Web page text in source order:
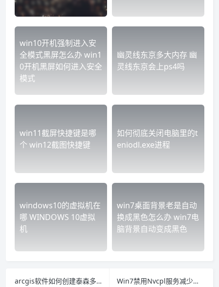
win10开机强制进入安
全模式黑屏怎么办 win1
0开机黑屏如何进入安全
模式
幽灵线东京多大内存 幽
灵线东京会上ps4吗
win11截屏快捷键是哪
个 win12截图快捷键
如何彻底关闭电脑里的t
eniodl.exe进程
windows10的虚拟机在
哪 WINDOWS 10虚拟
机
win7桌面背景老是自动
换成黑色怎么办 win7电
脑背景自动变成黑色
arcgis软件如何创建泰森多边形 arcgis如何创建多面体 Win7禁用Nvcpl服务减少开机时间